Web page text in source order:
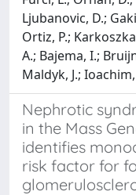
Ljubanovic, D.;
Ortiz, P.;
A.; Bajema, I.;
Maldyk, J.; Ioachim,
Nephrotic
in the Mass
identifies
risk factor for